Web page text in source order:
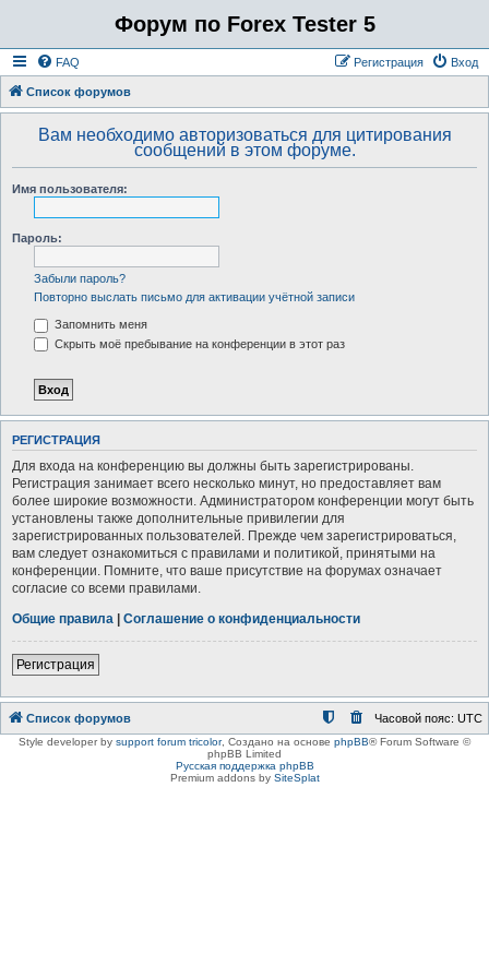
Форум по Forex Tester 5
FAQ Вход
Регистрация
Список форумов
Вам необходимо авторизоваться для цитирования
сообщений в этом форуме.
Имя пользователя:
Пароль:
Забыли пароль?
Повторно выслать письмо для активации учётной записи
Запомнить меня
Скрыть моё пребывание на конференции в этот раз
РЕГИСТРАЦИЯ
Для входа на конференцию вы должны быть зарегистрированы.
Регистрация занимает всего несколько минут, но предоставляет вам
более широкие возможности. Администратором конференции могут быть
установлены также дополнительные привилегии для
зарегистрированных пользователей. Прежде чем зарегистрироваться,
вам следует ознакомиться с правилами и политикой, принятыми на
конференции. Помните, что ваше присутствие на форумах означает
согласие со всеми правилами.
Общие правила | Соглашение о конфиденциальности
Регистрация
Список форумов Часовой пояс: UTC
Style developer by support forum tricolor, Создано на основе phpBB® Forum Software ©
phpBB Limited
Русская поддержка phpBB
Premium addons by SiteSplat